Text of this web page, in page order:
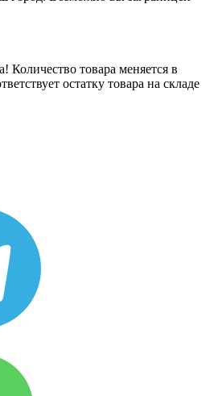
Количество товара меняется в
остатку товара на складе